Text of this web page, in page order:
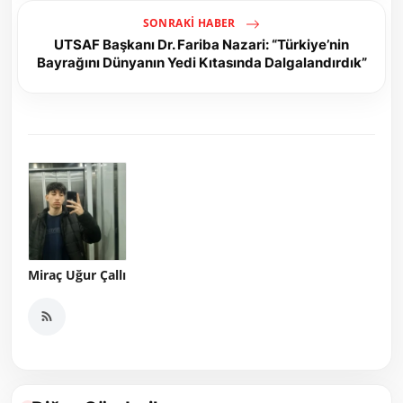
SONRAKI HABER
UTSAF Başkanı Dr. Fariba Nazari: “Türkiye’nin
Bayrağını Dünyanın Yedi Kıtasında Dalgalandırdık”
Miraç Uğur Çallı